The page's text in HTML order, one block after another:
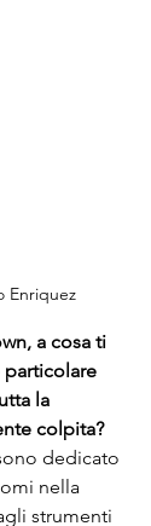
Enriquez
a cosa ti
la
colpita?
dedicato
nella
strumenti